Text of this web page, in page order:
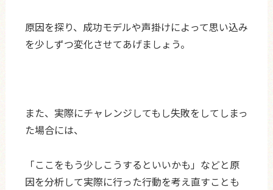
原因を探り、成功モデルや声掛けによって思い込み
を少しずつ変化させてあげましょう。
また、実際にチャレンジしてもし失敗をしてしまっ
た場合には、
「ここをもう少しこうするといいかも」などと原
因を分析して実際に行った行動を考え直すことも